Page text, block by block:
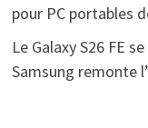
pour PC portables
Le Galaxy S26 FE
Samsung remonte